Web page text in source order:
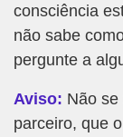
consciência
não sabe
pergunte a
Aviso: Não
parceiro, que